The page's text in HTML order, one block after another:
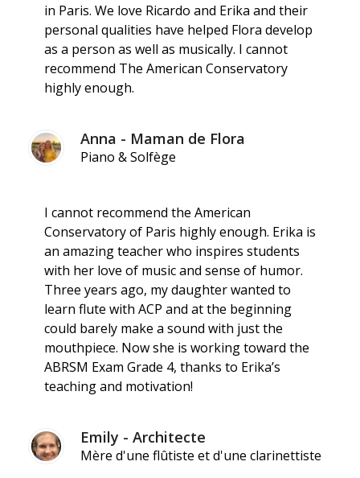
in Paris. We love Ricardo and Erika and their
personal qualities have helped Flora develop
as a person as well as musically. I cannot
recommend The American Conservatory
highly enough.
Anna - Maman de Flora
Piano & Solfège
I cannot recommend the American
Conservatory of Paris highly enough. Erika is
an amazing teacher who inspires students
with her love of music and sense of humor.
Three years ago, my daughter wanted to
learn flute with ACP and at the beginning
could barely make a sound with just the
mouthpiece. Now she is working toward the
ABRSM Exam Grade 4, thanks to Erika’s
teaching and motivation!
Emily - Architecte
Mère d'une flûtiste et d'une clarinettiste